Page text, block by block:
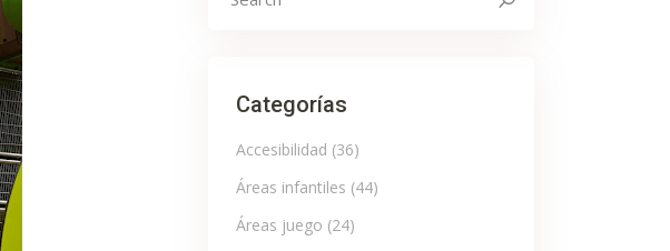
Categorías
Accesibilidad (36)
Áreas infantiles (44)
Áreas juego (24)